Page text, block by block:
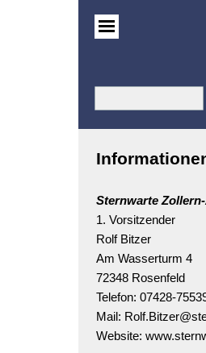
Sternwarte
1. Vorsitzender
Rolf Bitzer
Am Wasserturm 4
72348 Rosenfeld
Telefon: 07428-
Mail: Rolf.Bitzer
Website: